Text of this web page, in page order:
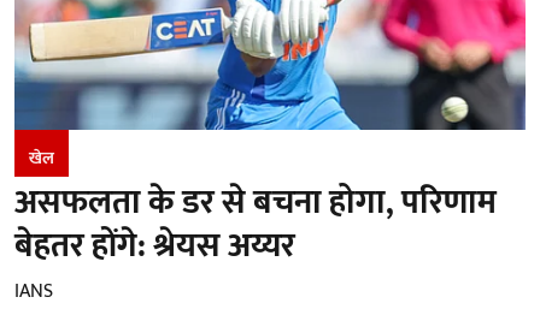
खेल
असफलता के डर से बचना होगा, परिणाम
बेहतर होंगे: श्रेयस अय्यर
IANS